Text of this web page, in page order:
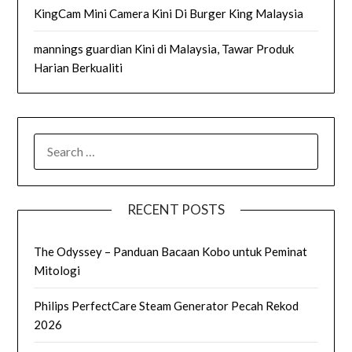
KingCam Mini Camera Kini Di Burger King Malaysia
mannings guardian Kini di Malaysia, Tawar Produk
Harian Berkualiti
FOR:
RECENT POSTS
The Odyssey – Panduan Bacaan Kobo untuk Peminat
Mitologi
Philips PerfectCare Steam Generator Pecah Rekod
2026